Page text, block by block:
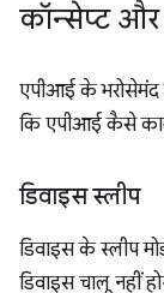
कॉन्सेप्ट
एपीआई के
कि एपीआई कैसे
डिवाइस स्लीप
डिवाइस के स्लीप
डिवाइस चालू नहीं